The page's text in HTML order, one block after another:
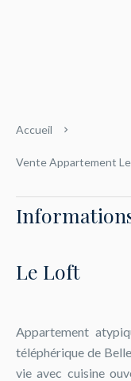
Accueil
Vente Appartement
Le Loft
Appartement
téléphérique de
vie avec cuisine